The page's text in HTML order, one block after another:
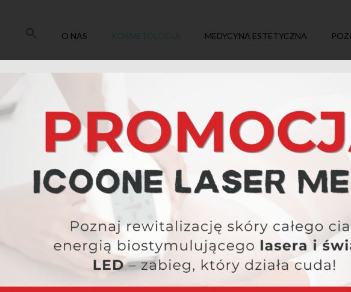
O NAS MEDYCYNA ESTETYCZNA
OCZYSZCZANIE SKÓRY
Codzienna pielęgnacja nie zawsze wystarcza, aby skóra była czysta i zdrowa.
usuwa zanieczyszczenia, nadmiar sebum i martwy naskórek, przygotowując cerę na
Efekt to odświeżona, gładka i lepiej oddychająca skóra.